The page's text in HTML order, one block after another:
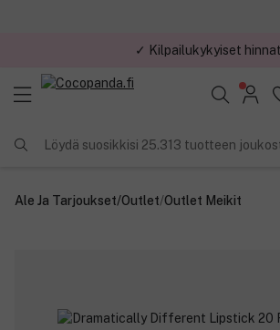
✓ Kilpailukykyiset hinnat
Löydä suosikkisi 25.313 tuotteen
Ale Ja Tarjoukset/Outlet/Outlet Meikit